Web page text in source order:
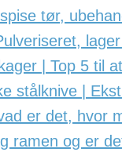
tør,
| Top 5 til
stålknive |
er det, hvor
ramen og er